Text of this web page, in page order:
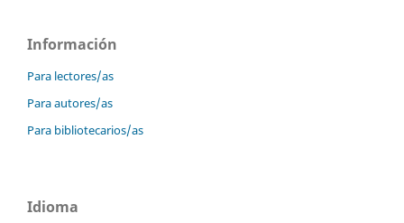
Información
Para lectores/as
Para autores/as
Para bibliotecarios/as
Idioma